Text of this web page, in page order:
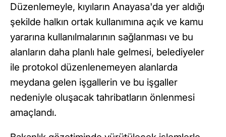
Düzenlemeyle, kıyıların Anayasa'da yer aldığı
şekilde halkın ortak kullanımına açık ve kamu
yararına kullanılmalarının sağlanması ve bu
alanların daha planlı hale gelmesi, belediyeler
ile protokol düzenlenemeyen alanlarda
meydana gelen işgallerin ve bu işgaller
nedeniyle oluşacak tahribatların önlenmesi
amaçlandı.